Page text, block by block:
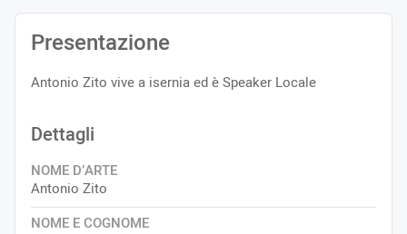
Presentazione
Antonio Zito vive a isernia ed è Speaker Locale
Dettagli
NOME D’ARTE
Antonio Zito
NOME E COGNOME